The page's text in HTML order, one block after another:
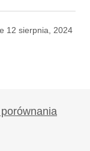
12 sierpnia, 2024